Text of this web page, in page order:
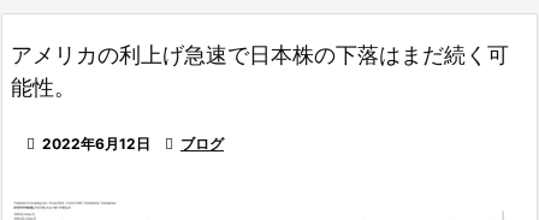
アメリカの利上げ急速で日本株の下落はまだ続く可
能性。
 2022年6月12日  ブログ